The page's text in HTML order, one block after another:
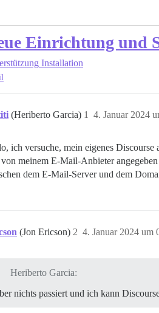
Einrichtung und
Installation
(Heriberto Garcia) 4. Januar 2024
1
ich versuche, mein eigenes
meinem E-Mail-Anbieter
dem E-Mail-Server und dem
(Jon Ericson) 4. Januar 2024 um
2
Heriberto Garcia:
nichts passiert und ich kann